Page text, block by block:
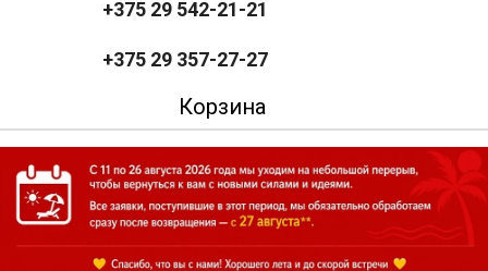
+375 29 542-21-21
+375 29 357-27-27
Корзина